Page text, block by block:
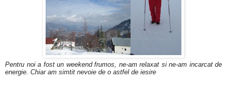
Pentru noi a fost un weekend frumos, ne-am relaxat si ne-am incarcat de
energie. Chiar am simtit nevoie de o astfel de iesire